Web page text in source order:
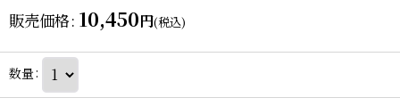
販売価格: 10,450円(税込)
数量: